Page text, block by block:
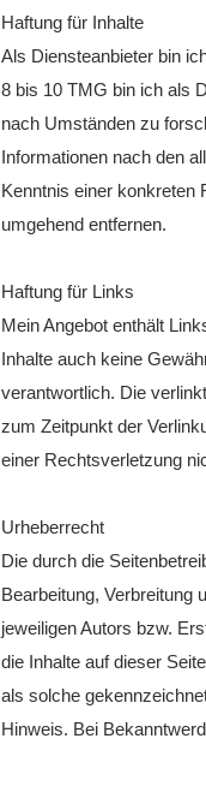
Haftung für Inhalte
Als Diensteanbieter bin
8 bis 10 TMG bin ich als
nach Umständen zu
Informationen nach den
Kenntnis einer konkreten
umgehend entfernen.
Haftung für Links
Mein Angebot enthält
Inhalte auch keine
verantwortlich. Die
zum Zeitpunkt der
einer Rechtsverletzung
Urheberrecht
Die durch die
Bearbeitung, Verbreitung
jeweiligen Autors bzw.
die Inhalte auf dieser
als solche
Hinweis. Bei